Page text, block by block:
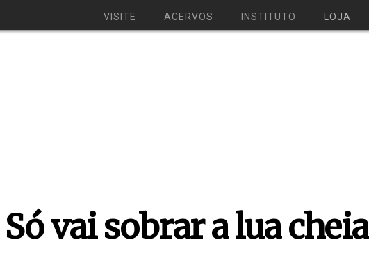
VISITE ACERVOS INSTITUTO LOJA
Só vai sobrar a lua cheia